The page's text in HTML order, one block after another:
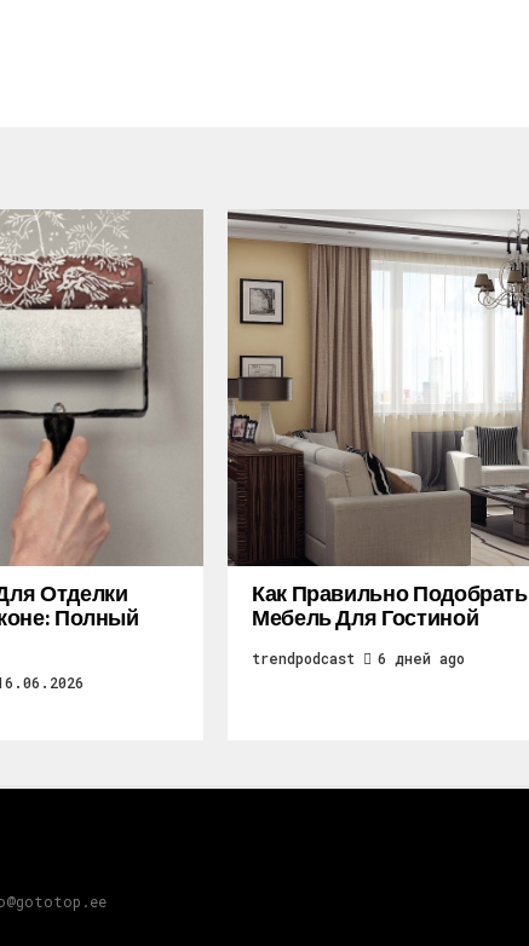
Отделки
Полный
Как Правильно Подобрать
Мебель Для Гостиной
trendpodcast 6 дней ago